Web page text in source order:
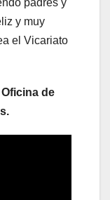
padres y
y muy
el Vicariato
de